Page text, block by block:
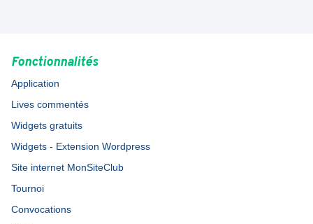
Fonctionnalités
Application
Lives commentés
Widgets gratuits
Widgets - Extension Wordpress
Site internet MonSiteClub
Tournoi
Convocations